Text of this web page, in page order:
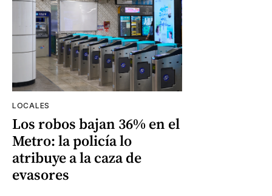
LOCALES
Los robos bajan 36% en el
Metro: la policía lo
atribuye a la caza de
evasores